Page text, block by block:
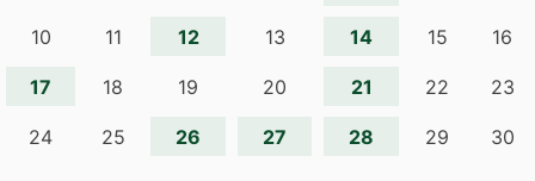
10 11 12 13 14 15 16
17 18 19 20 21 22 23
24 25 26 27 28 29 30